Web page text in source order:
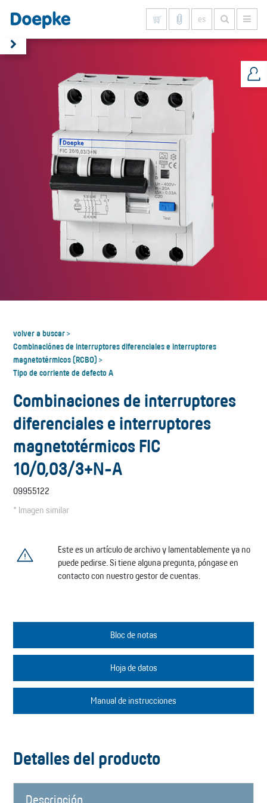
es
volver a buscar>
Combinaciónes de interruptores diferenciales e interruptores
magnetotérmicos (RCBO) >
Tipo de corriente de defecto A
Combinaciones de interruptores
diferenciales e interruptores
magnetotérmicos FIC
10/0,03/3+N-A
09955122
* Imagen similar
Este es un artículo de archivo y lamentablemente ya no
puede pedirse. Si tiene alguna pregunta, póngase en
contacto con nuestro gestor de cuentas.
Bloc de notas
Hoja de datos
Manual de instrucciones
Detalles del producto
Descripción